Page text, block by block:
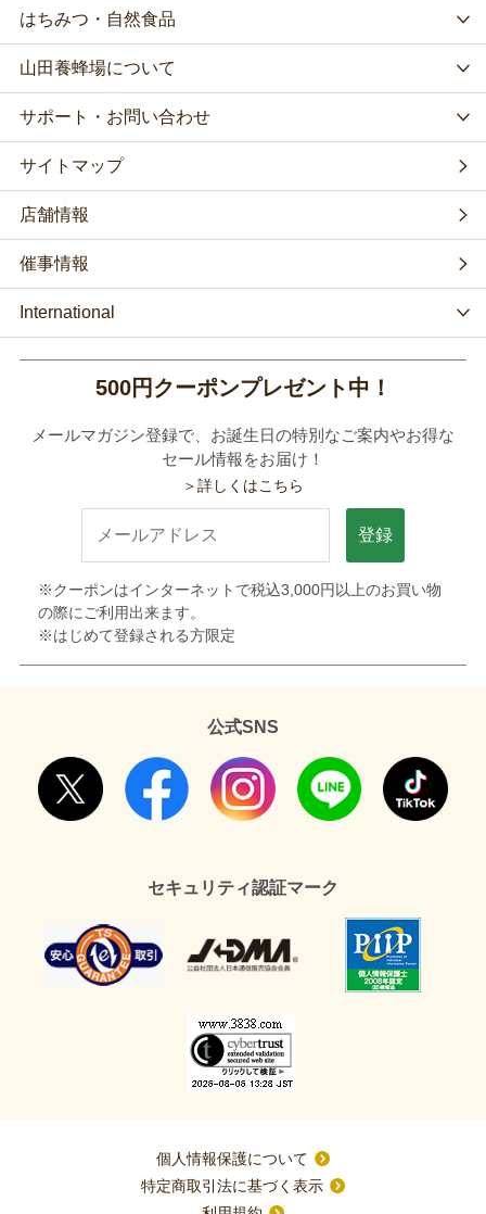
はちみつ・自然食品
山田養蜂場について
サポート・お問い合わせ
サイトマップ
店舗情報
催事情報
International
500円クーポンプレゼント中！
メールマガジン登録で、お誕生日の特別なご案内やお得な
セール情報をお届け！
＞詳しくはこちら
登録
※クーポンはインターネットで税込3,000円以上のお買い物
の際にご利用出来ます。
※はじめて登録される方限定
公式SNS
セキュリティ認証マーク
個人情報保護について
特定商取引法に基づく表示